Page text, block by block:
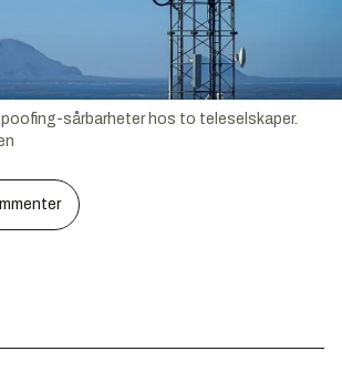
sårbarheter hos to teleselskaper.